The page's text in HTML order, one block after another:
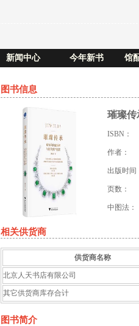
新闻中心 今年新书 馆
图书信息
璀璨传
ISBN：
作者：
出版时间
页数：
中图法：
相关供货商
供货商名称
北京人天书店有限公司
其它供货商库存合计
图书简介